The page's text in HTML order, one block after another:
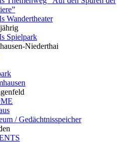
Wandertheater
Spielpark
Niederthai
/ Gedächtnisspeicher